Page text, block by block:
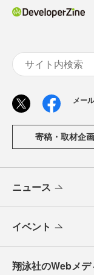
メー
寄稿・取材企
ニュース
イベント
翔泳社のWebメデ